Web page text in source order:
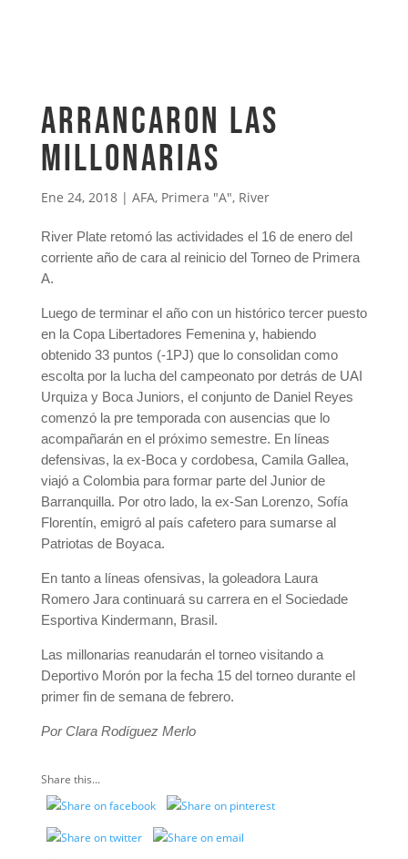
Arrancaron las
Millonarias
Ene 24, 2018| AFA, Primera "A", River
River Plate retomó las actividades el 16 de enero del
corriente año de cara al reinicio del Torneo de Primera
A.
Luego de terminar el año con un histórico tercer puesto
en la Copa Libertadores Femenina y, habiendo
obtenido 33 puntos (-1PJ) que lo consolidan como
escolta por la lucha del campeonato por detrás de UAI
Urquiza y Boca Juniors, el conjunto de Daniel Reyes
comenzó la pre temporada con ausencias que lo
acompañarán en el próximo semestre. En líneas
defensivas, la ex-Boca y cordobesa, Camila Gallea,
viajó a Colombia para formar parte del Junior de
Barranquilla. Por otro lado, la ex-San Lorenzo, Sofía
Florentín, emigró al país cafetero para sumarse al
Patriotas de Boyaca.
En tanto a líneas ofensivas, la goleadora Laura
Romero Jara continuará su carrera en el Sociedade
Esportiva Kindermann, Brasil.
Las millonarias reanudarán el torneo visitando a
Deportivo Morón por la fecha 15 del torneo durante el
primer fin de semana de febrero.
Por Clara Rodíguez Merlo
Share this...